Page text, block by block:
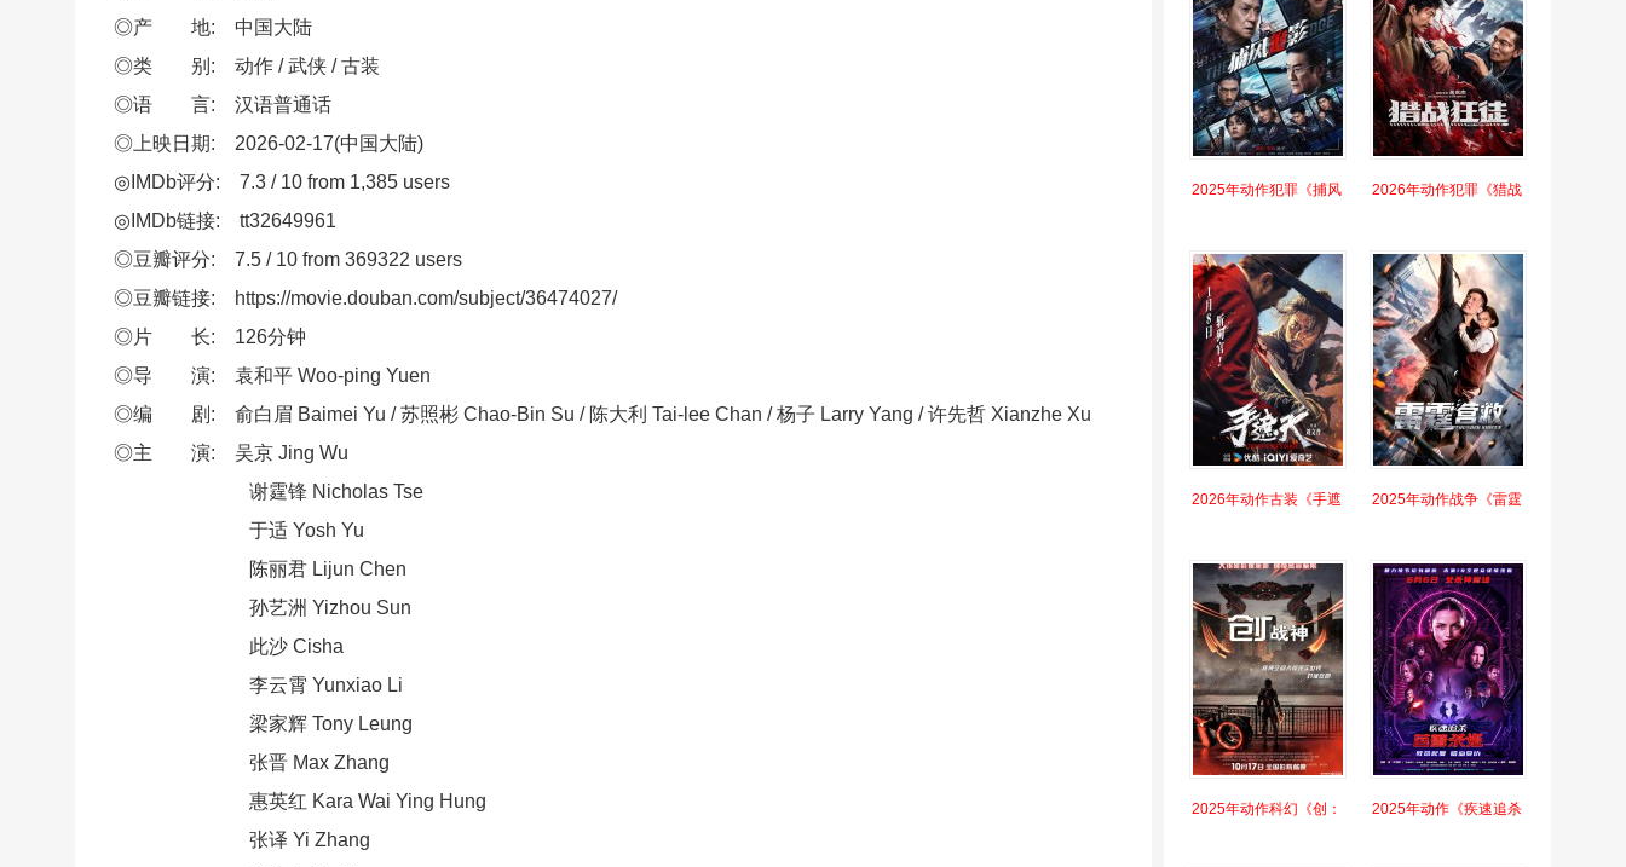
◎产 地: 中国大陆
◎类 别: 动作 / 武侠 / 古装
◎语 言: 汉语普通话
◎上映日期: 2026-02-17(中国大陆)
◎IMDb评分: 7.3 / 10 from 1,385 users
◎IMDb链接: tt32649961
◎豆瓣评分: 7.5 / 10 from 369322 users
◎豆瓣链接: https://movie.douban.com/subject/36474027/
◎片 长: 126分钟
◎导 演: 袁和平 Woo-ping Yuen
◎编 剧: 俞白眉 Baimei Yu / 苏照彬 Chao-Bin Su / 陈大利 Tai-lee Chan / 杨子 Larry Yang / 许先哲 Xianzhe Xu
◎主 演: 吴京 Jing Wu
谢霆锋 Nicholas Tse
于适 Yosh Yu
陈丽君 Lijun Chen
孙艺洲 Yizhou Sun
此沙 Cisha
李云霄 Yunxiao Li
梁家辉 Tony Leung
张晋 Max Zhang
惠英红 Kara Wai Ying Hung
张译 Yi Zhang
2025年动作犯罪《捕风 2026年动作犯罪《猎战
2026年动作古装《手遮 2025年动作战争《雷霆
2025年动作科幻《创： 2025年动作《疾速追杀